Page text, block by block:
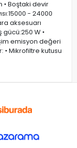
• Boştaki devir
- 24000
aksesuarı
gücü:250 W •
emisyon değeri
• Mikrofiltre kutusu